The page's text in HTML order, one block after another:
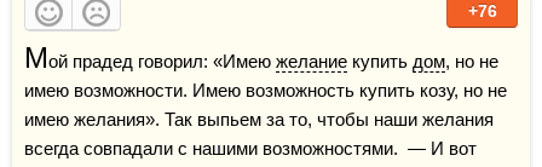
+76
Мой прадед говорил: «Имею желание купить дом, но не
имею возможности. Имею возможность купить козу, но не
имею желания». Так выпьем за то, чтобы наши желания
всегда совпадали с нашими возможностями.  — И вот